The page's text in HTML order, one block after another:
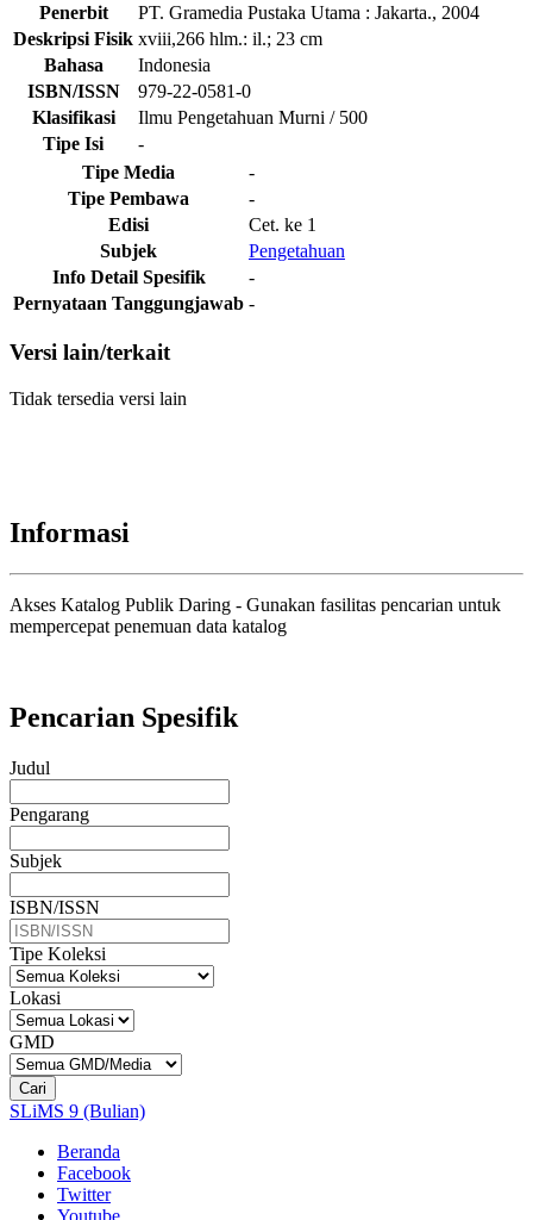
Penerbit
PT. Gramedia Pustaka Utama : Jakarta., 2004
Deskripsi Fisik xviii,266 hlm.: il.; 23 cm
Bahasa
Indonesia
ISBN/ISSN
979-22-0581-0
Klasifikasi
Ilmu Pengetahuan Murni / 500
Tipe Isi
-
Tipe Media
-
Tipe Pembawa
-
Edisi
Cet. ke 1
Subjek
Pengetahuan
Info Detail Spesifik
-
Pernyataan Tanggungjawab -
Versi lain/terkait
Tidak tersedia versi lain
Informasi
Akses Katalog Publik Daring - Gunakan fasilitas pencarian untuk
mempercepat penemuan data katalog
Pencarian Spesifik
Judul
Pengarang
Subjek
ISBN/ISSN
Tipe Koleksi
Lokasi
GMD
Cari
SLiMS 9 (Bulian)
Beranda
Facebook
Twitter
Youtube